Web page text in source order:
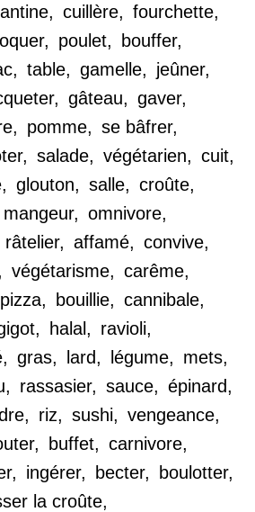
, cuillère, fourchette,
, poulet, bouffer,
, table, gamelle, jeûner,
, gâteau, gaver,
, pomme, se bâfrer,
, salade, végétarien, cuit,
, glouton, salle, croûte,
mangeur, omnivore,
râtelier, affamé, convive,
végétarisme, carême,
pizza, bouillie, cannibale,
, halal, ravioli,
, gras, lard, légume, mets,
, rassasier, sauce, épinard,
, riz, sushi, vengeance,
, buffet, carnivore,
, ingérer, becter, boulotter,
la croûte,